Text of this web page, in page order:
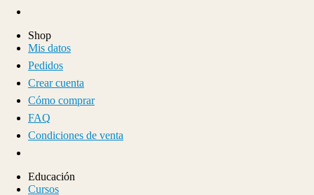
Shop
Mis datos
Pedidos
Crear cuenta
Cómo comprar
FAQ
Condiciones de venta
Educación
Cursos